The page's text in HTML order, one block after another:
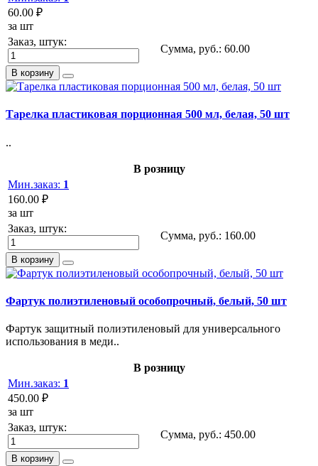
60.00 ₽
за шт
Заказ, штук:
Сумма, руб.: 60.00
В корзину
Тарелка пластиковая порционная 500 мл, белая, 50 шт
..
В розницу
Мин.заказ: 1
160.00 ₽
за шт
Заказ, штук:
Сумма, руб.: 160.00
В корзину
Фартук полиэтиленовый особопрочный, белый, 50 шт
Фартук защитный полиэтиленовый для универсального
использования в меди..
В розницу
Мин.заказ: 1
450.00 ₽
за шт
Заказ, штук:
Сумма, руб.: 450.00
В корзину